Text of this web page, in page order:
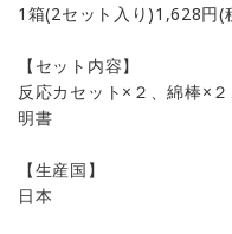
1箱(2セット入り)1,628円(
【セット内容】
反応カセット×２、綿棒×
明書
【生産国】
日本